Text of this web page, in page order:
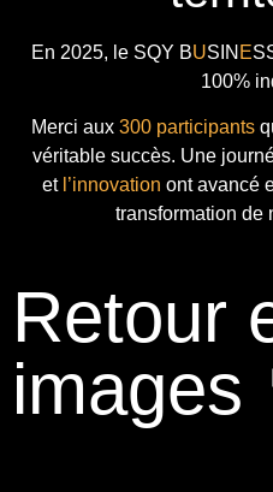
En 2025, le SQY BUSIN E
100%
Merci aux 300 participants
véritable succès. Une
et l’innovation ont avancé
transformation de
Retour
images